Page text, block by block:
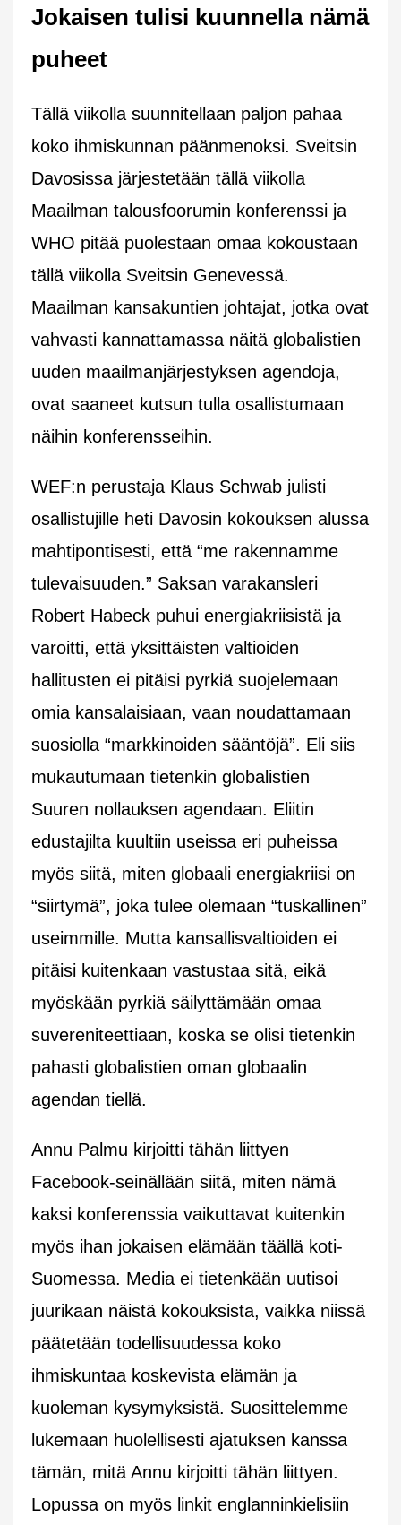
Jokaisen tulisi kuunnella nämä
puheet
Tällä viikolla suunnitellaan paljon pahaa
koko ihmiskunnan päänmenoksi. Sveitsin
Davosissa järjestetään tällä viikolla
Maailman talousfoorumin konferenssi ja
WHO pitää puolestaan omaa kokoustaan
tällä viikolla Sveitsin Genevessä.
Maailman kansakuntien johtajat, jotka ovat
vahvasti kannattamassa näitä globalistien
uuden maailmanjärjestyksen agendoja,
ovat saaneet kutsun tulla osallistumaan
näihin konferensseihin.
WEF:n perustaja Klaus Schwab julisti
osallistujille heti Davosin kokouksen alussa
mahtipontisesti, että “me rakennamme
tulevaisuuden.” Saksan varakansleri
Robert Habeck puhui energiakriisistä ja
varoitti, että yksittäisten valtioiden
hallitusten ei pitäisi pyrkiä suojelemaan
omia kansalaisiaan, vaan noudattamaan
suosiolla “markkinoiden sääntöjä”. Eli siis
mukautumaan tietenkin globalistien
Suuren nollauksen agendaan. Eliitin
edustajilta kuultiin useissa eri puheissa
myös siitä, miten globaali energiakriisi on
“siirtymä”, joka tulee olemaan “tuskallinen”
useimmille. Mutta kansallisvaltioiden ei
pitäisi kuitenkaan vastustaa sitä, eikä
myöskään pyrkiä säilyttämään omaa
suvereniteettiaan, koska se olisi tietenkin
pahasti globalistien oman globaalin
agendan tiellä.
Annu Palmu kirjoitti tähän liittyen
Facebook-seinällään siitä, miten nämä
kaksi konferenssia vaikuttavat kuitenkin
myös ihan jokaisen elämään täällä koti-
Suomessa. Media ei tietenkään uutisoi
juurikaan näistä kokouksista, vaikka niissä
päätetään todellisuudessa koko
ihmiskuntaa koskevista elämän ja
kuoleman kysymyksistä. Suosittelemme
lukemaan huolellisesti ajatuksen kanssa
tämän, mitä Annu kirjoitti tähän liittyen.
Lopussa on myös linkit englanninkielisiin